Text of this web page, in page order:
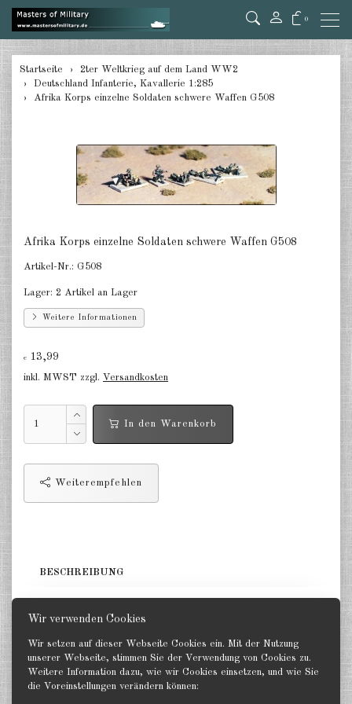
Wir verwenden Cookies
Wir setzen auf dieser Webseite Cookies ein. Mit der Nutzung
unserer Webseite, stimmen Sie der Verwendung von Cookies zu.
Weitere Information dazu, wie wir Cookies einsetzen, und wie Sie
die Voreinstellungen verändern können:
0
zurück
Deutschland Panzer 1:285
Deutschland Halbketten 1:285
Deutschland Flak 1:285
Deutschland gezogene Pak 1:285
Deutschland Artillerie gezogen
Deutschland Versorger, Pkw u.a.
1:285
Deutschland Panzerwagen u.a.
1:285
Deutschland Infanterie, Kavallerie
1:285
Deutschland Projekte nach 1945
Rumänien 1:285
Finnland 1:285
Japan 1:285
Startseite
2ter Weltkrieg auf dem Land WW2
Deutschland Infanterie, Kavallerie 1:285
Afrika Korps einzelne Soldaten schwere Waffen G508
Afrika Korps einzelne Soldaten schwere Waffen G508
Artikel-Nr.: G508
Lager: 2 Artikel an Lager
Weitere Informationen
€ 13,99
inkl. MWST zzgl. Versandkosten
In den Warenkorb
Weiterempfehlen
BESCHREIBUNG
Zurück